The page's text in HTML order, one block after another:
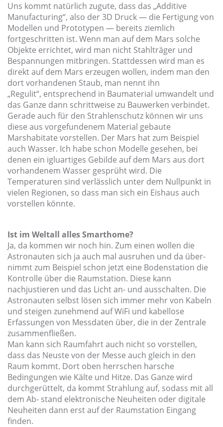
Uns kommt natürlich zugute, dass das „Additive
Manufacturing“, also der 3D Druck — die Fertigung von
Modellen und Prototypen — bereits ziemlich
fortgeschritten ist. Wenn man auf dem Mars solche
Objekte errichtet, wird man nicht Stahlträger und
Bespannungen mitbringen. Stattdessen wird man es
direkt auf dem Mars erzeugen wollen, indem man den
dort vorhandenen Staub, man nennt ihn
„Regulit“, entsprechend in Baumaterial umwandelt und
das Ganze dann schrittweise zu Bauwerken verbindet.
Gerade auch für den Strahlenschutz können wir uns
diese aus vorgefundenem Material gebaute
Marshabitate vorstellen. Der Mars hat zum Beispiel
auch Wasser. Ich habe schon Modelle gesehen, bei
denen ein igluartiges Gebilde auf dem Mars aus dort
vorhandenem Wasser gesprüht wird. Die
Temperaturen sind verlässlich unter dem Nullpunkt in
vielen Regionen, so dass man sich ein Eishaus auch
vorstellen könnte.
Ist im Weltall alles Smarthome?
Ja, da kommen wir noch hin. Zum einen wollen die
Astronauten sich ja auch mal ausruhen und da über-
nimmt zum Beispiel schon jetzt eine Bodenstation die
Kontrolle über die Raumstation. Diese kann
nachjustieren und das Licht an- und ausschalten. Die
Astronauten selbst lösen sich immer mehr von Kabeln
und steigen zunehmend auf WiFi und kabellose
Erfassungen von Messdaten über, die in der Zentrale
zusammenfließen.
Man kann sich Raumfahrt auch nicht so vorstellen,
dass das Neuste von der Messe auch gleich in den
Raum kommt. Dort oben herrschen harsche
Bedingungen wie Kälte und Hitze. Das Ganze wird
durchgerüttelt, da kommt Strahlung auf, sodass mit all
dem Ab- stand elektronische Neuheiten oder digitale
Neuheiten dann erst auf der Raumstation Eingang
finden.